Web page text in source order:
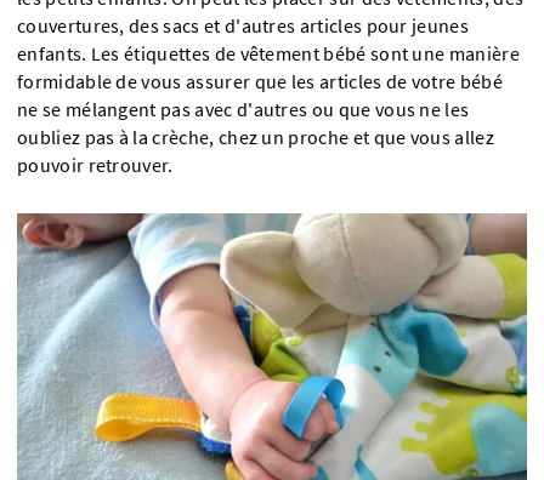
couvertures, des sacs et d'autres articles pour jeunes
enfants. Les étiquettes de vêtement bébé sont une manière
formidable de vous assurer que les articles de votre bébé
ne se mélangent pas avec d'autres ou que vous ne les
oubliez pas à la crèche, chez un proche et que vous allez
pouvoir retrouver.